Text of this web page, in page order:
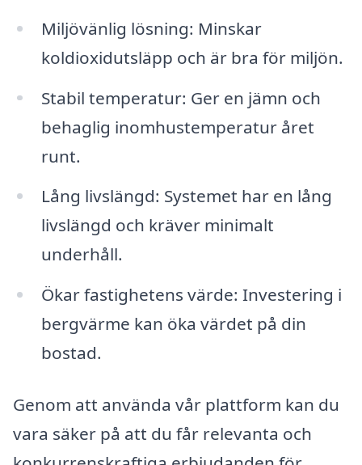
Miljövänlig lösning: Minskar
koldioxidutsläpp och är bra för miljön.
Stabil temperatur: Ger en jämn och
behaglig inomhustemperatur året
runt.
Lång livslängd: Systemet har en lång
livslängd och kräver minimalt
underhåll.
Ökar fastighetens värde: Investering i
bergvärme kan öka värdet på din
bostad.
Genom att använda vår plattform kan du
vara säker på att du får relevanta och